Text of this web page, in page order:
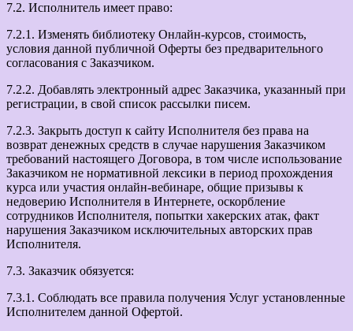
7.2. Исполнитель имеет право:
7.2.1. Изменять библиотеку Онлайн-курсов, стоимость,
условия данной публичной Оферты без предварительного
согласования с Заказчиком.
7.2.2. Добавлять электронный адрес Заказчика, указанный при
регистрации, в свой список рассылки писем.
7.2.3. Закрыть доступ к сайту Исполнителя без права на
возврат денежных средств в случае нарушения Заказчиком
требований настоящего Договора, в том числе использование
Заказчиком не нормативной лексики в период прохождения
курса или участия онлайн-вебинаре, общие призывы к
недоверию Исполнителя в Интернете, оскорбление
сотрудников Исполнителя, попытки хакерских атак, факт
нарушения Заказчиком исключительных авторских прав
Исполнителя.
7.3. Заказчик обязуется:
7.3.1. Соблюдать все правила получения Услуг установленные
Исполнителем данной Офертой.